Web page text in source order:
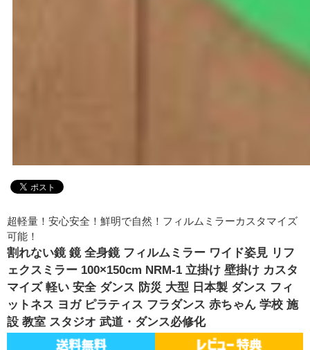
超軽量！安心安全！鮮明で自然！フィルムミラーカスタマイズ
可能！
割れない鏡 鏡 全身鏡 フィルムミラー ワイド姿見 リフ
ェクスミラー 100×150cm NRM-1 立掛け 壁掛け カスタ
マイズ 軽い 安全 ダンス 防災 大型 日本製 ダンス フィ
ットネス ヨガ ピラティス フラダンス 赤ちゃん 学校 施
設 教室 スタジオ 武道・ダンス必修化